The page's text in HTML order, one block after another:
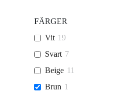
FÄRGER
Vit 19
Svart 7
Beige 11
Brun 1